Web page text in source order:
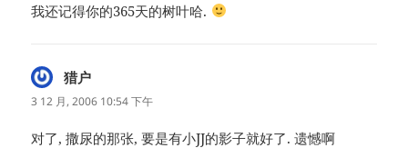
我还记得你的365天的树叶哈.
猎户
道：
3 12 月, 2006 10:54 下午
对了, 撒尿的那张, 要是有小JJ的影子就好了. 遗憾啊